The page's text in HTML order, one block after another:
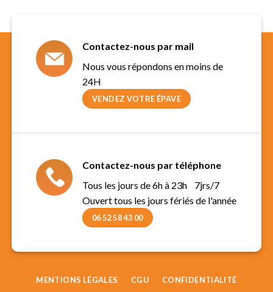
Contactez-nous par mail
Nous vous répondons en moins de
24H
VENDEZ VOTRE ÉPAVE
Contactez-nous par téléphone
Tous les jours de 6h à 23h 7jrs/7
Ouvert tous les jours fériés de l'année
06 52 58 43 00
MENTIONS LÉGALES CGU CONFIDENTIALITÉ